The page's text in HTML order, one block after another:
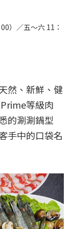
）／五～六 11：
然、新鮮、健
等級肉
的涮涮鍋型
手中的口袋名